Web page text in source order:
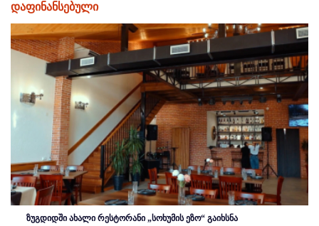
დაფინანსებული
ზუგდიდში ახალი რესტორანი „სოხუმის ეზო“ გაიხსნა